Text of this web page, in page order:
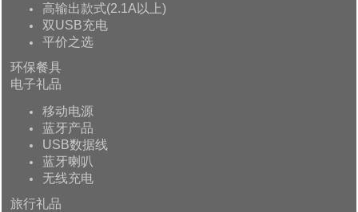
高输出款式(2.1A以上)
双USB充电
平价之选
环保餐具
电子礼品
移动电源
蓝牙产品
USB数据线
蓝牙喇叭
无线充电
旅行礼品